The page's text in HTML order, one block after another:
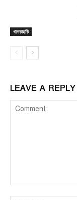
খাগড়াছড়ি
LEAVE A REPLY